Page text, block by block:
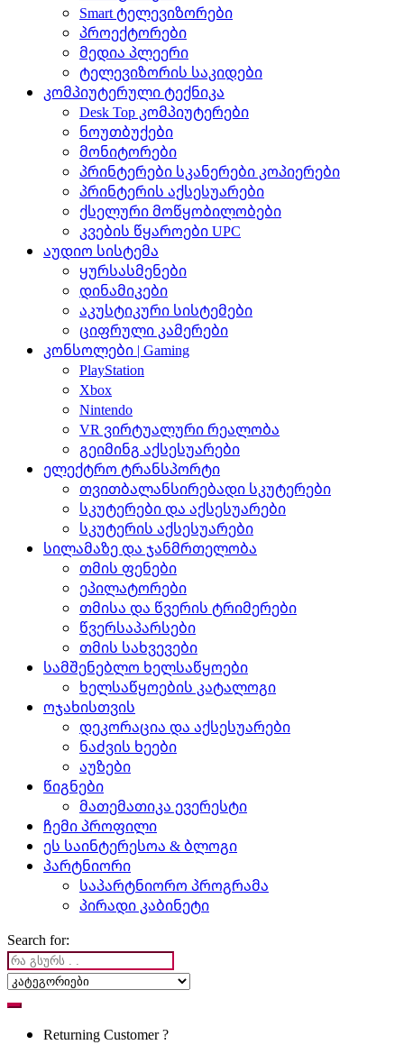
Smart ტელევიზორები
პროექტორები
მედია პლეერი
ტელევიზორის საკიდები
კომპიუტერული ტექნიკა
Desk Top კომპიუტერები
ნოუთბუქები
მონიტორები
პრინტერები სკანერები კოპიერები
პრინტერის აქსესუარები
ქსელური მოწყობილობები
კვების წყაროები UPC
აუდიო სისტემა
ყურსასმენები
დინამიკები
აკუსტიკური სისტემები
ციფრული კამერები
კონსოლები | Gaming
PlayStation
Xbox
Nintendo
VR ვირტუალური რეალობა
გეიმინგ აქსესუარები
ელექტრო ტრანსპორტი
თვითბალანსირებადი სკუტერები
სკუტერები და აქსესუარები
სკუტერის აქსესუარები
სილამაზე და ჯანმრთელობა
თმის ფენები
ეპილატორები
თმისა და წვერის ტრიმერები
წვერსაპარსები
თმის სახვევები
სამშენებლო ხელსაწყოები
ხელსაწყოების კატალოგი
ოჯახისთვის
დეკორაცია და აქსესუარები
ნაძვის ხეები
აუზები
წიგნები
მათემათიკა ევერესტი
ჩემი პროფილი
ეს საინტერესოა & ბლოგი
პარტნიორი
საპარტნიორო პროგრამა
პირადი კაბინეტი
Search for:
Returning Customer ?